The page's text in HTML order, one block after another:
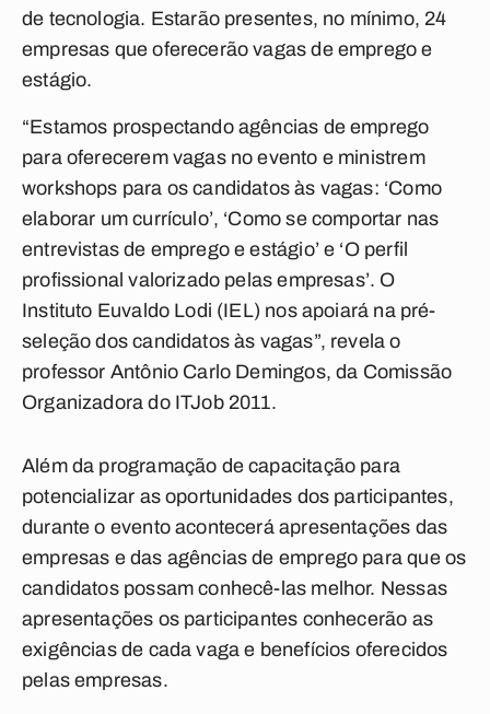
de tecnologia. Estarão presentes, no mínimo, 24
empresas que oferecerão vagas de emprego e
estágio.
“Estamos prospectando agências de emprego
para oferecerem vagas no evento e ministrem
workshops para os candidatos às vagas: ‘Como
elaborar um currículo’, ‘Como se comportar nas
entrevistas de emprego e estágio’ e ‘O perfil
profissional valorizado pelas empresas’. O
Instituto Euvaldo Lodi (IEL) nos apoiará na pré-
seleção dos candidatos às vagas”, revela o
professor Antônio Carlo Demingos, da Comissão
Organizadora do ITJob 2011.
Além da programação de capacitação para
potencializar as oportunidades dos participantes,
durante o evento acontecerá apresentações das
empresas e das agências de emprego para que os
candidatos possam conhecê-las melhor. Nessas
apresentações os participantes conhecerão as
exigências de cada vaga e benefícios oferecidos
pelas empresas.